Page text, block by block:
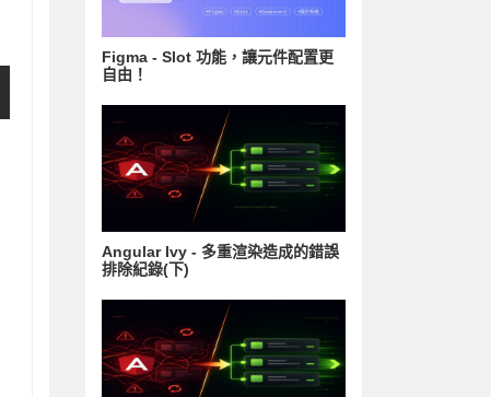
Figma - Slot 功能，讓元件配置更
自由！
Angular Ivy - 多重渲染造成的錯誤
排除紀錄(下)